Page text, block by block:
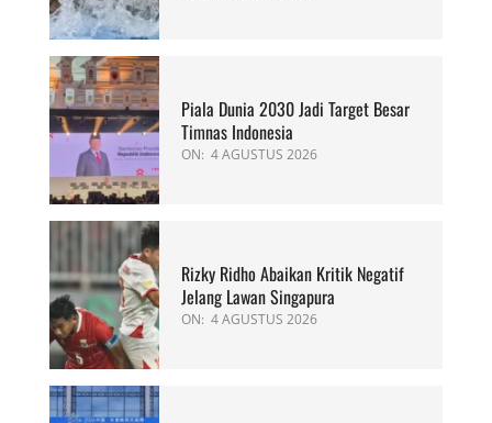
Piala Dunia 2030 Jadi Target Besar
Timnas Indonesia
ON: 4 AGUSTUS 2026
Rizky Ridho Abaikan Kritik Negatif
Jelang Lawan Singapura
ON: 4 AGUSTUS 2026